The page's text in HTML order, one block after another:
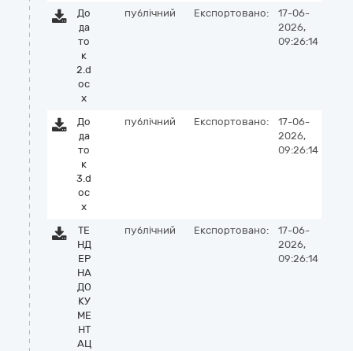
До
да
то
к
2.d
oc
x
публічний Експортовано:
17-06-
2026,
09:26:14
До
да
то
к
3.d
oc
x
публічний Експортовано:
17-06-
2026,
09:26:14
ТЕ
НД
ЕР
НА
ДО
КУ
МЕ
НТ
АЦ
публічний Експортовано:
17-06-
2026,
09:26:14